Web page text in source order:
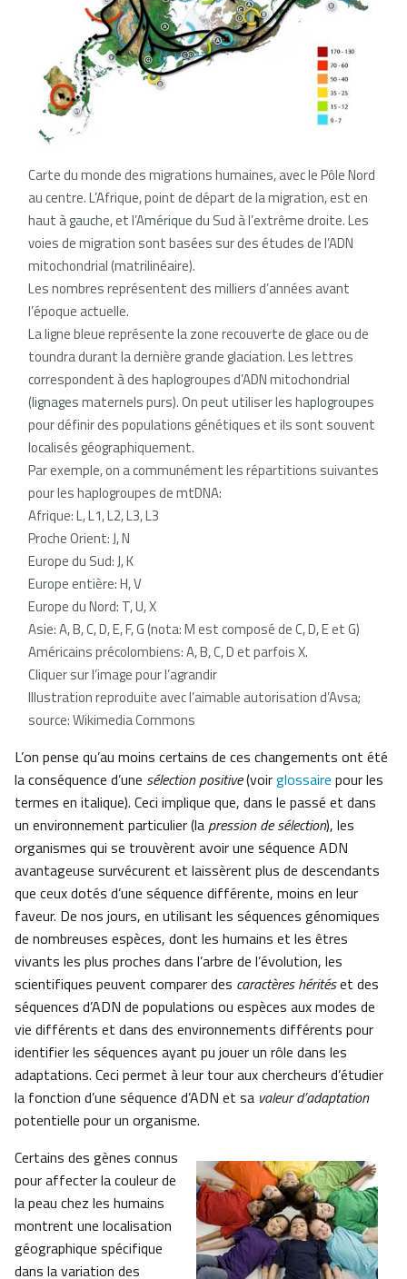
Carte du monde des migrations humaines, avec le Pôle Nord
au centre. L’Afrique, point de départ de la migration, est en
haut à gauche, et l’Amérique du Sud à l’extrême droite. Les
voies de migration sont basées sur des études de l’ADN
mitochondrial (matrilinéaire).
Les nombres représentent des milliers d’années avant
l’époque actuelle.
La ligne bleue représente la zone recouverte de glace ou de
toundra durant la dernière grande glaciation. Les lettres
correspondent à des haplogroupes d’ADN mitochondrial
(lignages maternels purs). On peut utiliser les haplogroupes
pour définir des populations génétiques et ils sont souvent
localisés géographiquement.
Par exemple, on a communément les répartitions suivantes
pour les haplogroupes de mtDNA:
Afrique: L, L1, L2, L3, L3
Proche Orient: J, N
Europe du Sud: J, K
Europe entière: H, V
Europe du Nord: T, U, X
Asie: A, B, C, D, E, F, G (nota: M est composé de C, D, E et G)
Américains précolombiens: A, B, C, D et parfois X.
Cliquer sur l’image pour l’agrandir
Illustration reproduite avec l’aimable autorisation d’Avsa;
source: Wikimedia Commons
L’on pense qu’au moins certains de ces changements ont été
la conséquence d’une sélection positive(voirglossaire pour les
termes en italique). Ceci implique que, dans le passé et dans
un environnement particulier (lapression de sélection), les
organismes qui se trouvèrent avoir une séquence ADN
avantageuse survécurent et laissèrent plus de descendants
que ceux dotés d’une séquence différente, moins en leur
faveur. De nos jours, en utilisant les séquences génomiques
de nombreuses espèces, dont les humains et les êtres
vivants les plus proches dans l’arbre de l’évolution, les
scientifiques peuvent comparer des caractères héritéset des
séquences d’ADN de populations ou espèces aux modes de
vie différents et dans des environnements différents pour
identifier les séquences ayant pu jouer un rôle dans les
adaptations. Ceci permet à leur tour aux chercheurs d’étudier
la fonction d’une séquence d’ADN et sa valeur d’adaptation
potentielle pour un organisme.
Certains des gènes connus
pour affecter la couleur de
la peau chez les humains
montrent une localisation
géographique spécifique
dans la variation des